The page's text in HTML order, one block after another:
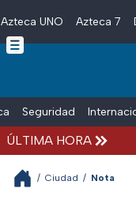
Skip to main content
Azteca UNO Azteca 7
Seguridad
ÚLTIMA HORA
/ Ciudad / Nota